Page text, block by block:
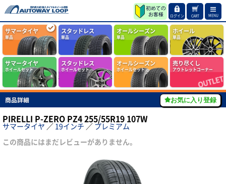
ログイン CART MENU
サマータイヤ
単品
スタッドレス
単品
オールシーズン
単品
ホイール
単品
サマータイヤ
ホイールセット
スタッドレス
ホイールセット
オールシーズン
ホイールセット
売り尽くし
アウトレットコーナー
商品詳細 お気に入り登録
PIRELLI P-ZERO PZ4 255/55R19 107W
サマータイヤ ／ 19インチ ／ プレミアム
この商品にはまだレビューがありません。